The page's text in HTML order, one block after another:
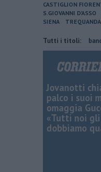
CASTIGLION
S.GIOVANNI D'ASSO
SIENA
TREQUANDA
Tutti i titoli:
Autovelox, se la banchina
Jovanotti
palco i suoi
omaggia
«Tutti noi gli
dobbiamo